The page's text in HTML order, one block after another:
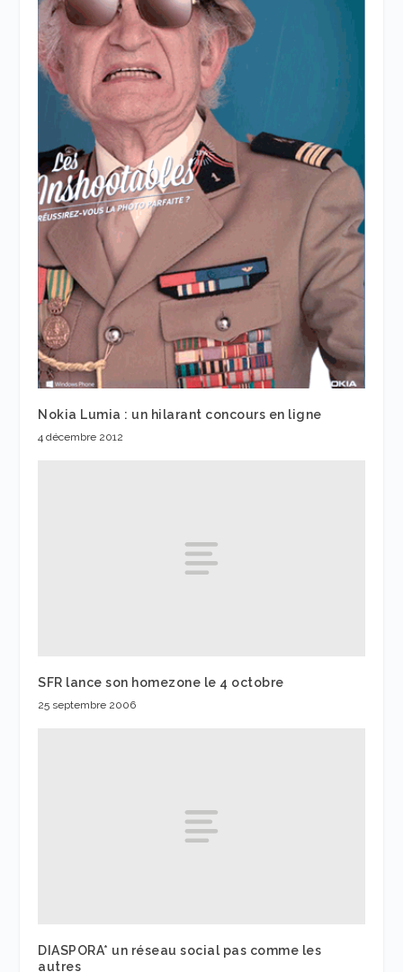
Nokia Lumia : un hilarant concours en ligne
4 décembre 2012
SFR lance son homezone le 4 octobre
25 septembre 2006
DIASPORA* un réseau social pas comme les
autres